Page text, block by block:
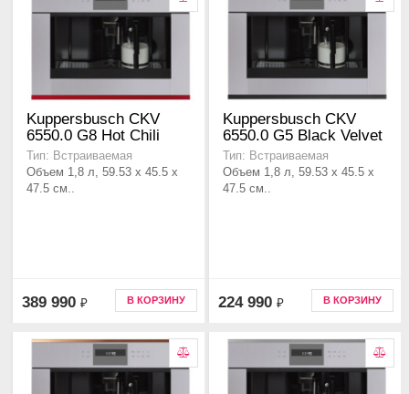
Kuppersbusch CKV
6550.0 G8 Hot Chili
Тип: Встраиваемая
Объем 1,8 л, 59.53 x 45.5 x
47.5 см..
389 990 ₽ В КОРЗИНУ
Kuppersbusch CKV
6550.0 G5 Black Velvet
Тип: Встраиваемая
Объем 1,8 л, 59.53 x 45.5 x
47.5 см..
224 990 ₽ В КОРЗИНУ